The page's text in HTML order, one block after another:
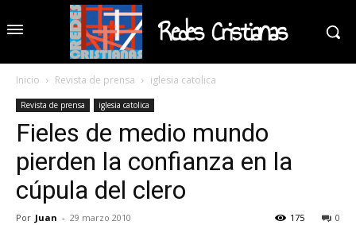
Redes Cristianas
Inicio Revista de prensa iglesia catolica
Revista de prensa iglesia catolica
Fieles de medio mundo
pierden la confianza en la
cúpula del clero
Por Juan - 29 marzo 2010 0
175